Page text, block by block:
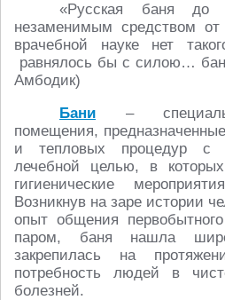
«Русская баня до
незаменимым средством
врачебной науке нет
равнялось бы с силою…
Амбодик)
Бани –
помещения,
и тепловых процедур с
лечебной целью, в
гигиенические
Возникнув на заре истории
опыт общения
паром, баня нашла
закрепилась на
потребность людей в
болезней.